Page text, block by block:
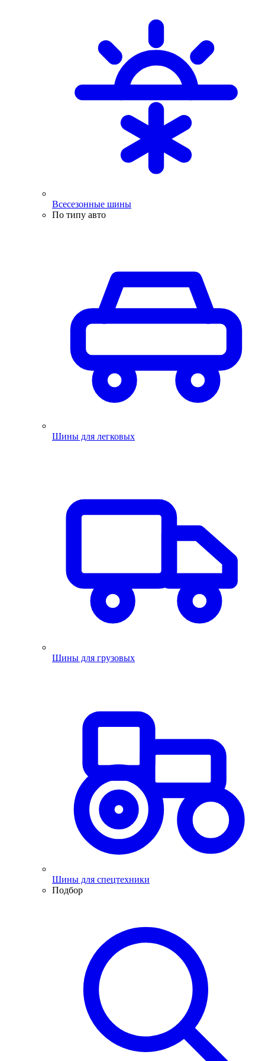
Всесезонные шины
По типу авто
Шины для легковых
Шины для грузовых
Шины для спецтехники
Подбор